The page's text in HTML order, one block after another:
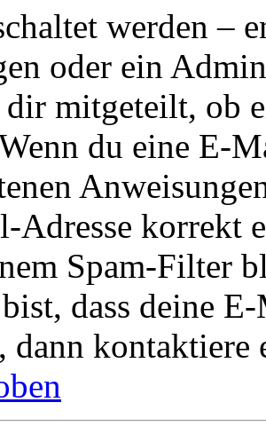
werden –
oder ein
dir mitgeteilt, ob
du eine E-
Adresse korrekt
Spam-Filter
dass deine
dann kontaktiere